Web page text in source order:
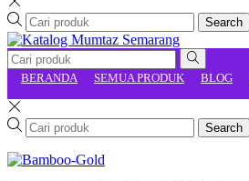
Search
BERANDA SEMUA PRODUK BLOG
Search